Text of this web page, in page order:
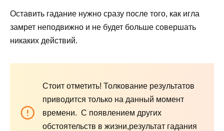
Оставить гадание нужно сразу после того, как игла
замрет неподвижно и не будет больше совершать
никаких действий.
Стоит отметить! Толкование результатов
приводится только на данный момент
времени. С появлением других
обстоятельств в жизни,результат гадания